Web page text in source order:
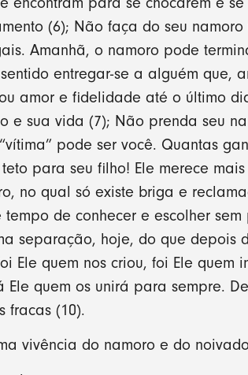
(6); Não faça do seu
Amanhã, o namoro pode
entregar-se a alguém que,
amor e fidelidade até o último
e sua vida (7); Não prenda seu
pode ser você. Quantas
para seu filho! Ele merece
no qual só existe briga e
de conhecer e escolher
separação, hoje, do que depois
Ele quem nos criou, foi Ele quem
Ele quem os unirá para sempre.
fracas (10).
vivência do namoro e do